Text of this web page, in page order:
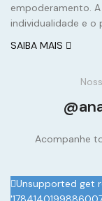
empoderamento.
individualidade e o
SAIBA MAIS
Acompanhe
Unsupported get